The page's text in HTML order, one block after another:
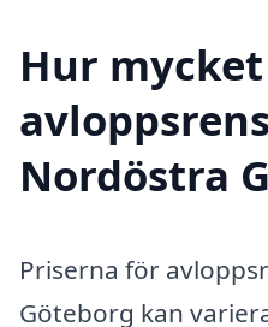
Hur
Nordöstra
Priserna för
Göteborg kan